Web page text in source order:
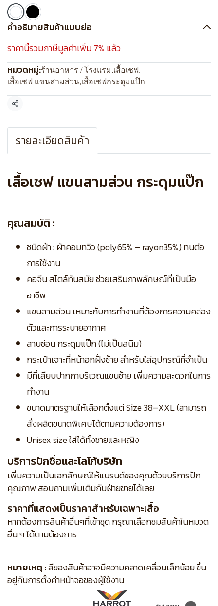
คำอธิบายสินค้าแบบย่อ
ราคานี้รวมภาษีมูลค่าเพิ่ม 7% แล้ว
หมวดหมู่:ร้านอาหาร / โรงแรม,เสื้อเชฟ,
เสื้อเชฟ แขนสามส่วน,เสื้อเชฟกระดุมแป๊ก
แชร์
รายละเอียดสินค้า
เสื้อเชฟ แขนสามส่วน กระดุมแป๊ก
คุณสมบัติ :
ชนิดผ้า : ผ้าคอมทวิว (poly65% – rayon35%) ทนต่อ
การใช้งาน
คอจีน สไตล์ทันสมัย ช่วยเสริมภาพลักษณ์ที่เป็นมือ
อาชีพ
แขนสามส่วน เหมาะกับการทำงานที่ต้องการความคล่อง
ตัวและการระบายอากาศ
สาบซ่อน กระดุมแป๊ก (ไม่เป็นสนิม)
กระเป๋าเจาะที่หน้าอกฝั่งซ้าย สำหรับใส่อุปกรณ์ที่จำเป็น
มีที่เสียบปากกาบริเวณแขนซ้าย เพิ่มความสะดวกในการ
ทำงาน
ขนาดมาตรฐานให้เลือกตั้งแต่ Size 38–XXL (สามารถ
สั่งผลิตขนาดพิเศษได้ตามความต้องการ)
Unisex size ใส่ได้ทั้งชายและหญิง
บริการปักชื่อและโลโก้บริษัท
เพิ่มความเป็นเอกลักษณ์ให้แบรนด์ของคุณด้วยบริการปัก
คุณภาพ สอบถามเพิ่มเติมกับฝ่ายขายได้เลย
ราคาที่แสดงเป็นราคาสำหรับเฉพาะเสื้อ
หากต้องการสินค้าอื่นๆที่เข้าชุด กรุณาเลือกชมสินค้าในหมวด
อื่น ๆ ได้ตามต้องการ
หมายเหตุ :สีของสินค้าอาจมีความคลาดเคลื่อนเล็กน้อย ขึ้น
อยู่กับการตั้งค่าหน้าจอของผู้ใช้งาน